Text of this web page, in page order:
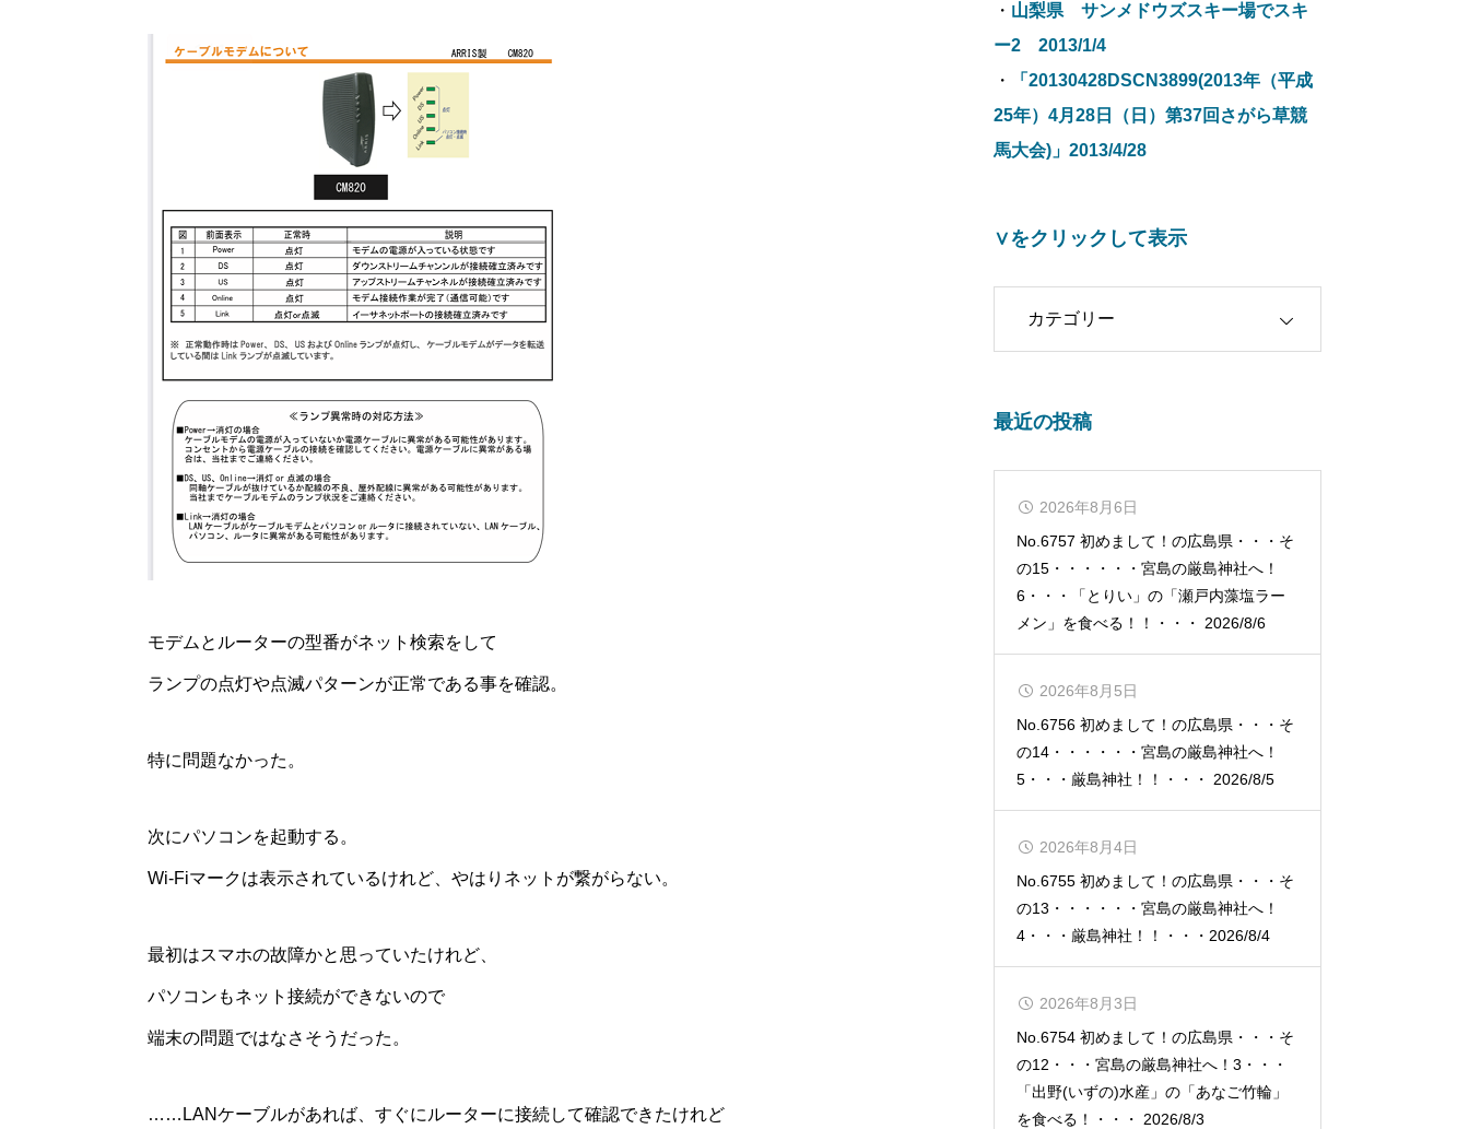
モデムとルーターの型番がネット検索をして
ランプの点灯や点滅パターンが正常である事を確認。
特に問題なかった。
次にパソコンを起動する。
Wi-Fiマークは表示されているけれど、やはりネットが繋がらない。
最初はスマホの故障かと思っていたけれど、
パソコンもネット接続ができないので
端末の問題ではなさそうだった。
……LANケーブルがあれば、すぐにルーターに接続して確認できたけれど
・ 山梨県 サンメドウズスキー場でスキ
ー2 2013/1/4
・
「20130428DSCN3899(2013年（平成
25年）4月28日（日）第37回さがら草競
馬大会)」2013/4/28
∨をクリックして表示
最近の投稿
No.6757 初めまして！の広島県・・・そ
の15・・・・・・宮島の厳島神社へ！
6・・・「とりい」の「瀬戸内藻塩ラー
メン」を食べる！！・・・ 2026/8/6
2026年8月6日
No.6756 初めまして！の広島県・・・そ
の14・・・・・・宮島の厳島神社へ！
5・・・厳島神社！！・・・ 2026/8/5
2026年8月5日
No.6755 初めまして！の広島県・・・そ
の13・・・・・・宮島の厳島神社へ！
4・・・厳島神社！！・・・2026/8/4
2026年8月4日
No.6754 初めまして！の広島県・・・そ
の12・・・宮島の厳島神社へ！3・・・
「出野(いずの)水産」の「あなご竹輪」
を食べる！・・・ 2026/8/3
2026年8月3日